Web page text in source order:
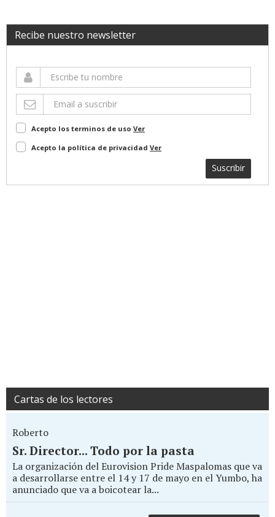
Recibe nuestro newsletter
Acepto los terminos de uso Ver
Acepto la política de privacidad Ver
Suscribir
Cartas de los lectores
Roberto
Sr. Director... Todo por la pasta
La organización del Eurovision Pride Maspalomas que va
a desarrollarse entre el 14 y 17 de mayo en el Yumbo, ha
anunciado que va a boicotear la...